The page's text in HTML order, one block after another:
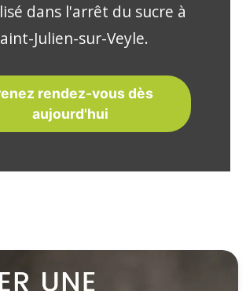
dans l'arrêt du sucre à
Julien-sur-Veyle.
rendez-vous dès
aujourd'hui